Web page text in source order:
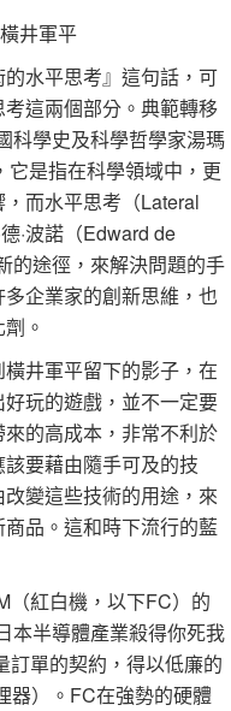
井軍平
水平思考』這句話，可
這兩個部分。典範轉移
科學史及科學哲學家湯瑪
它是指在科學領域中，更
而水平思考（Lateral
·波諾（Edward de
的途徑，來解決問題的手
企業家的創新思維，也
。
井軍平留下的影子，在
玩的遊戲，並不一定要
的高成本，非常不利於
要藉由隨手可及的技
變這些技術的用途，來
品。這和時下流行的藍
（紅白機，以下FC）的
本半導體產業殺得你死我
訂單的契約，得以低廉的
器）。FC在強勢的硬體